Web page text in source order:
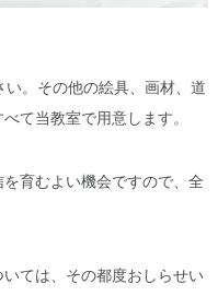
。その他の絵具、画材、道
て当教室で用意します。
育むよい機会ですので、全
ては、その都度おしらせい